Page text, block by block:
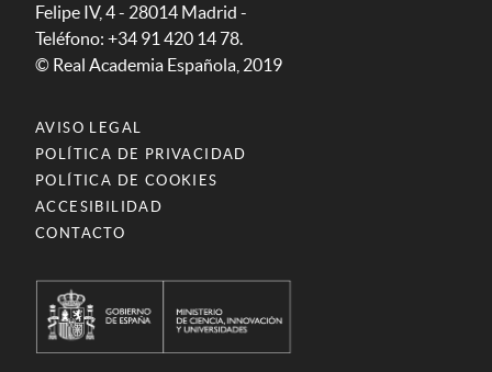
Felipe IV, 4 - 28014 Madrid -
Teléfono: +34 91 420 14 78.
© Real Academia Española, 2019
AVISO LEGAL
POLÍTICA DE PRIVACIDAD
POLÍTICA DE COOKIES
ACCESIBILIDAD
CONTACTO